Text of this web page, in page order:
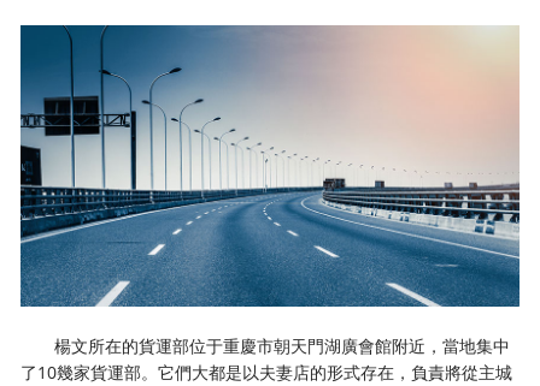
楊文所在的貨運部位于重慶市朝天門湖廣會館附近，當地集中
了10幾家貨運部。它們大都是以夫妻店的形式存在，負責將從主城